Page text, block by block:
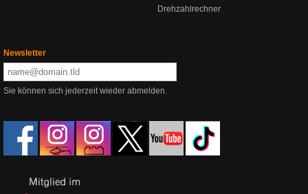
Drehzahlrechner
Newsletter
Sie können sich jederzeit wieder abmelden.